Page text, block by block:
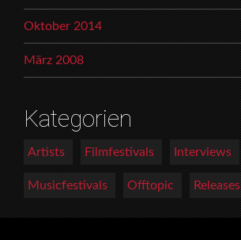
Oktober 2014
März 2008
Kategorien
Artists Filmfestivals Interviews
Musicfestivals Offtopic Releases